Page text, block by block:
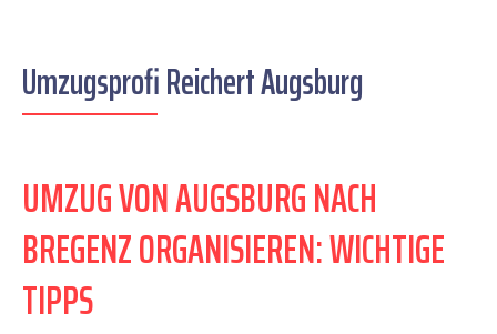
Umzugsprofi Reichert Augsburg
UMZUG VON AUGSBURG NACH
BREGENZ ORGANISIEREN: WICHTIGE
TIPPS